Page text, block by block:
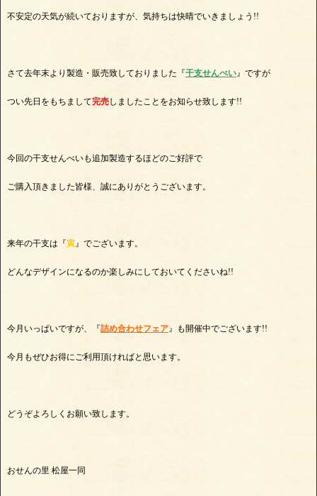
不安定の天気が続いておりますが、気持ちは快晴でいきましょう!!
さて去年末より製造・販売致しておりました『干支せんべい』ですが
つい先日をもちまして完売しましたことをお知らせ致します!!
今回の干支せんべいも追加製造するほどのご好評で
ご購入頂きました皆様、誠にありがとうございます。
来年の干支は『寅』でございます。
どんなデザインになるのか楽しみにしておいてくださいね!!
今月いっぱいですが、『詰め合わせフェア』も開催中でございます!!
今月もぜひお得にご利用頂ければと思います。
どうぞよろしくお願い致します。
おせんの里 松屋一同